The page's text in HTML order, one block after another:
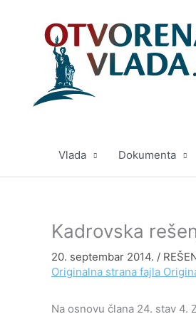
Vlada Dokumenta
Kadrovska
20. septembar 2014. /
Originalna strana fajla
Na osnovu člana 24. stav 4.